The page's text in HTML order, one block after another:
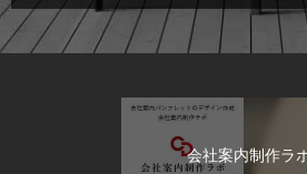
会社案内制作ラ